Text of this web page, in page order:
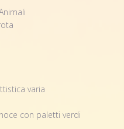
varia
con paletti verdi